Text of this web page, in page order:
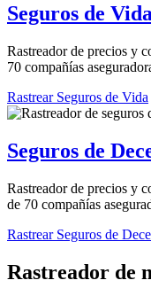
Seguros de Vida
Rastreador de precios y
70 compañías
Rastrear Seguros de Vida
Seguros de
Rastreador de precios y
de 70 compañías
Rastrear Seguros de
Rastreador de